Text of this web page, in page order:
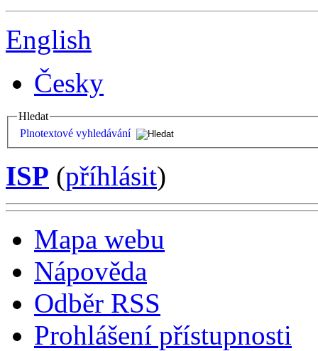
English
Česky
Hledat
Plnotextové vyhledávání
ISP (příhlásit)
Mapa webu
Nápověda
Odběr RSS
Prohlášení přístupnosti